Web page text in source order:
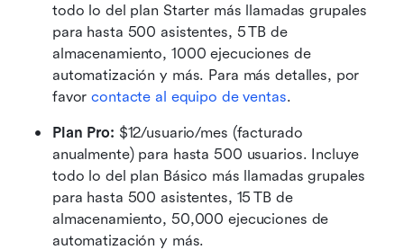
todo lo del plan Starter más llamadas grupales
para hasta 500 asistentes, 5 TB de
almacenamiento, 1000 ejecuciones de
automatización y más. Para más detalles, por
favor contacte al equipo de ventas.
Plan Pro: $12/usuario/mes (facturado
anualmente) para hasta 500 usuarios. Incluye
todo lo del plan Básico más llamadas grupales
para hasta 500 asistentes, 15 TB de
almacenamiento, 50,000 ejecuciones de
automatización y más.